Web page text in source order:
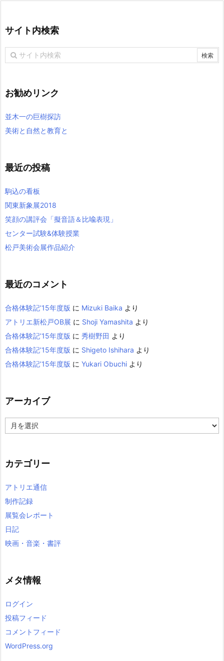
サイト内検索
お勧めリンク
並木一の巨樹探訪
美術と自然と教育と
最近の投稿
駒込の看板
関東新象展2018
笑顔の講評会「擬音語＆比喩表現」
センター試験&体験授業
松戸美術会展作品紹介
最近のコメント
合格体験記’15年度版 に Mizuki Baika より
アトリエ新松戸OB展 に Shoji Yamashita より
合格体験記’15年度版 に 秀樹野田 より
合格体験記’15年度版 に Shigeto Ishihara より
合格体験記’15年度版 に Yukari Obuchi より
アーカイブ
ー
ブ
カテゴリー
アトリエ通信
制作記録
展覧会レポート
日記
映画・音楽・書評
メタ情報
ログイン
投稿フィード
コメントフィード
WordPress.org